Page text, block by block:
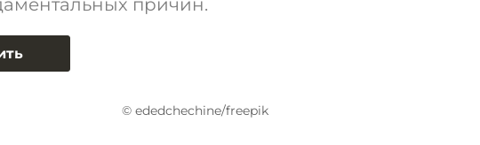
причин.
© ededchechine/freepik